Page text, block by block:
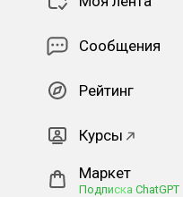
Сообщения
Рейтинг
Курсы
Маркет
Подписка ChatGPT